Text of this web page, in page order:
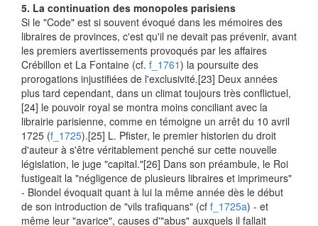
5. La continuation des monopoles parisiens
Si le "Code" est si souvent évoqué dans les mémoires des
libraires de provinces, c'est qu'il ne devait pas prévenir, avant
les premiers avertissements provoqués par les affaires
Crébillon et La Fontaine (cf. f_1761) la poursuite des
prorogations injustifiées de l'exclusivité.[23] Deux années
plus tard cependant, dans un climat toujours très conflictuel,
[24] le pouvoir royal se montra moins conciliant avec la
librairie parisienne, comme en témoigne un arrêt du 10 avril
1725 (f_1725).[25] L. Pfister, le premier historien du droit
d'auteur à s'être véritablement penché sur cette nouvelle
législation, le juge "capital."[26] Dans son préambule, le Roi
fustigeait la "négligence de plusieurs libraires et imprimeurs"
- Blondel évoquait quant à lui la même année dès le début
de son introduction de "vils trafiquans" (cf f_1725a) - et
même leur "avarice", causes d'"abus" auxquels il fallait